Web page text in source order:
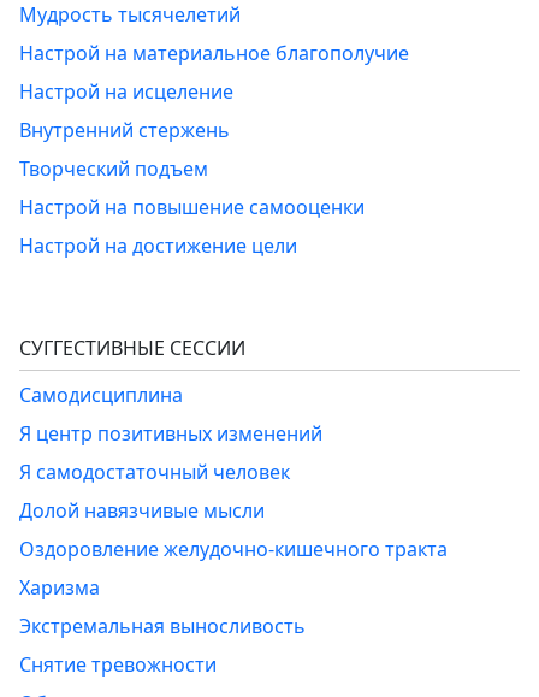
Мудрость тысячелетий
Настрой на материальное благополучие
Настрой на исцеление
Внутренний стержень
Творческий подъем
Настрой на повышение самооценки
Настрой на достижение цели
СУГГЕСТИВНЫЕ СЕССИИ
Самодисциплина
Я центр позитивных изменений
Я самодостаточный человек
Долой навязчивые мысли
Оздоровление желудочно-кишечного тракта
Харизма
Экстремальная выносливость
Снятие тревожности